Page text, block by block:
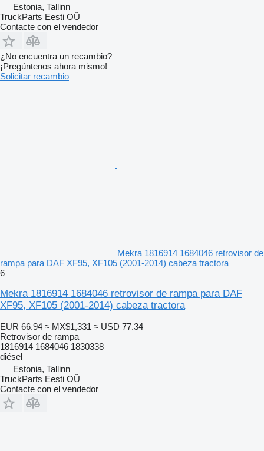
Estonia, Tallinn
TruckParts Eesti OÜ
Contacte con el vendedor
¿No encuentra un recambio?
¡Pregúntenos ahora mismo!
Solicitar recambio
Mekra 1816914 1684046 retrovisor de
rampa para DAF XF95, XF105 (2001-2014) cabeza tractora
6
Mekra 1816914 1684046 retrovisor de rampa para DAF
XF95, XF105 (2001-2014) cabeza tractora
EUR 66.94 ≈ MX$1,331 ≈ USD 77.34
Retrovisor de rampa
1816914 1684046 1830338
diésel
Estonia, Tallinn
TruckParts Eesti OÜ
Contacte con el vendedor